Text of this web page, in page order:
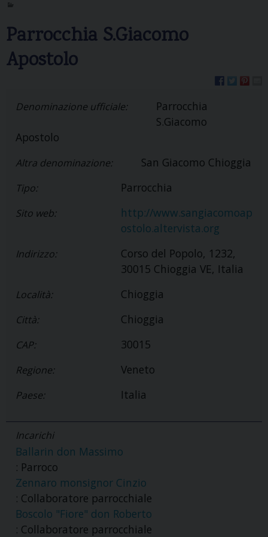
Parrocchia S.Giacomo
Apostolo
Denominazione ufficiale:
Parrocchia
S.Giacomo
Apostolo
Altra denominazione: San Giacomo Chioggia
Tipo: Parrocchia
Sito web:
http://www.sangiacomoap
ostolo.altervista.org
Indirizzo:
Corso del Popolo, 1232,
30015 Chioggia VE, Italia
Località: Chioggia
Città: Chioggia
CAP: 30015
Regione: Veneto
Paese: Italia
Incarichi
Ballarin don Massimo
: Parroco
Zennaro monsignor Cinzio
: Collaboratore parrocchiale
Boscolo "Fiore" don Roberto
: Collaboratore parrocchiale